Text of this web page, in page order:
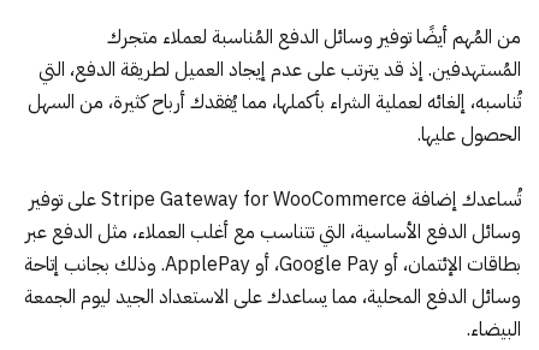
من المُهم أيضًا توفير وسائل الدفع المُناسبة لعملاء متجرك
المُستهدفين. إذ قد يترتب على عدم إيجاد العميل لطريقة الدفع، التي
تُناسبه، إلغائه لعملية الشراء بأكملها، مما يُفقدك أرباح كثيرة، من السهل
الحصول عليها.
تُساعدك إضافة Stripe Gateway for WooCommerce
على توفير
وسائل الدفع الأساسية، التي تتناسب مع أغلب العملاء، مثل الدفع عبر
بطاقات الإئتمان، أو Google Pay، أو ApplePay. وذلك بجانب إتاحة
وسائل الدفع المحلية، مما يساعدك على الاستعداد الجيد ليوم الجمعة
البيضاء.